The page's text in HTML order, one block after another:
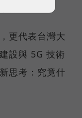
譽。
更代表台灣大
設與 5G 技術
思考：究竟什